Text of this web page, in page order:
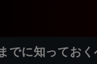
でに知っておく